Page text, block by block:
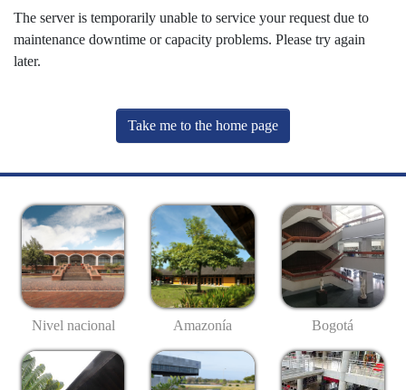
The server is temporarily unable to service your request due to
maintenance downtime or capacity problems. Please try again
later.
Take me to the home page
Nivel nacional Amazonía Bogotá